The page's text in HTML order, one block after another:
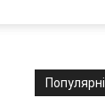
Популярні